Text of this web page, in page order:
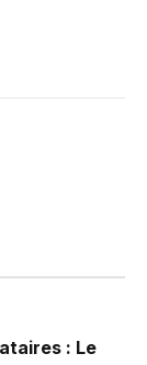
: Le